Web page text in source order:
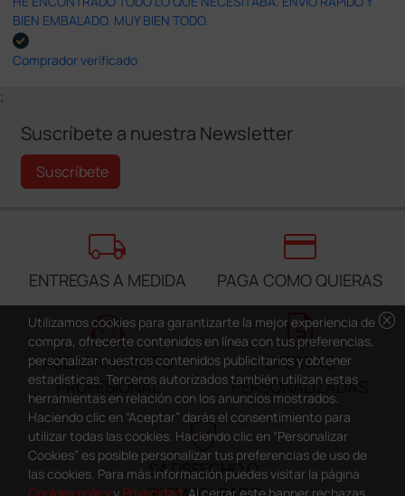
BIEN EMBALADO. MUY BIEN TODO.
Comprador verificado
;
Suscríbete a nuestra Newsletter
Suscríbete
local_shipping
ENTREGAS A MEDIDA
credit_card
PAGA COMO QUIERAS
support_agent
ASESORAMIENTO
PROFESIONAL
request_quote
OFERTAS
PERSONALIZADAS
verified_user
SATISFECHO O
cancel
Utilizamos cookies para garantizarte la mejor experiencia de
compra, ofrecerte contenidos en línea con tus preferencias,
personalizar nuestros contenidos publicitarios y obtener
estadísticas. Terceros autorizados también utilizan estas
herramientas en relación con los anuncios mostrados.
Haciendo clic en “Aceptar” darás el consentimiento para
utilizar todas las cookies. Haciendo clic en “Personalizar
Cookies” es posible personalizar tus preferencias de uso de
las cookies. Para más información puedes visitar la página